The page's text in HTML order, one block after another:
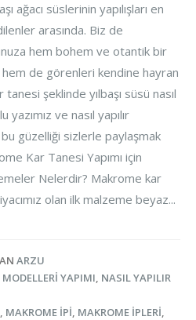
ağacı süslerinin yapılışları en
arasında. Biz de
hem bohem ve otantik bir
hem de görenleri kendine hayran
tanesi şeklinde yılbaşı süsü nasıl
yazımız ve nasıl yapılır
güzelliği sizlerle paylaşmak
Kar Tanesi Yapımı için
Nelerdir? Makrome kar
olan ilk malzeme beyaz...
ARZU
YAPIMI, NASIL YAPILIR
, MAKROME IPI, MAKROME IPLERI,